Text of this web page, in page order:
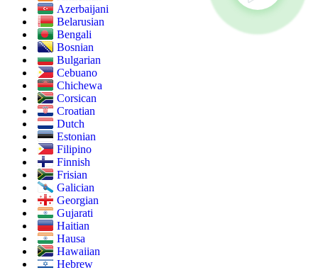
Azerbaijani
Belarusian
Bengali
Bosnian
Bulgarian
Cebuano
Chichewa
Corsican
Croatian
Dutch
Estonian
Filipino
Finnish
Frisian
Galician
Georgian
Gujarati
Haitian
Hausa
Hawaiian
Hebrew